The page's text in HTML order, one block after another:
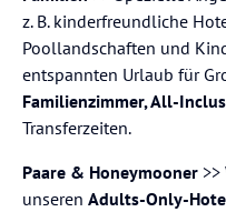
z. B. kinderfreundliche
Poollandschaften und
entspannten Urlaub für
Familienzimmer, All-
Transferzeiten.
Paare & Honeymooner
unseren Adults-Only-